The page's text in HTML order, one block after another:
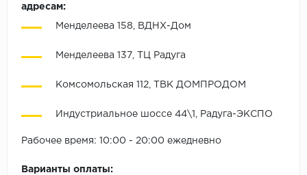
адресам:
Менделеева 158, ВДНХ-Дом
Менделеева 137, ТЦ Радуга
Комсомольская 112, ТВК ДОМПРОДОМ
Индустриальное шоссе 44\1, Радуга-ЭКСПО
Рабочее время: 10:00 - 20:00 ежедневно
Варианты оплаты: